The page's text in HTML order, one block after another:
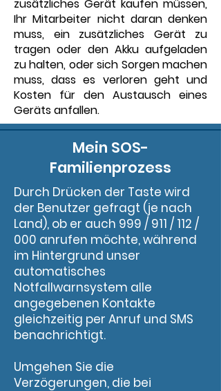
zusätzliches Gerät kaufen müssen,
Ihr Mitarbeiter nicht daran denken
muss, ein zusätzliches Gerät zu
tragen oder den Akku aufgeladen
zu halten, oder sich Sorgen machen
muss, dass es verloren geht und
Kosten für den Austausch eines
Geräts anfallen.
Mein SOS-
Familienprozess
Durch Drücken der Taste wird
der Benutzer gefragt (je nach
Land), ob er auch 999 / 911 / 112 /
000 anrufen möchte, während
im Hintergrund unser
automatisches
Notfallwarnsystem alle
angegebenen Kontakte
gleichzeitig per Anruf und SMS
benachrichtigt.
Umgehen Sie die
Verzögerungen, die bei